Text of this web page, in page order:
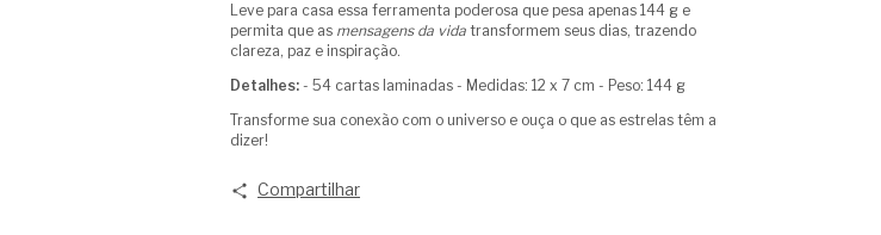
Leve para casa essa ferramenta poderosa que pesa apenas 144 g e
permita que as mensagens da vida transformem seus dias, trazendo
clareza, paz e inspiração.
Detalhes: - 54 cartas laminadas - Medidas: 12 x 7 cm - Peso: 144 g
Transforme sua conexão com o universo e ouça o que as estrelas têm a
dizer!
Compartilhar